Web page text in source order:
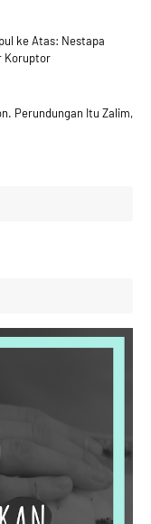
ke Atas: Nestapa
Koruptor
Perundungan Itu Zalim,